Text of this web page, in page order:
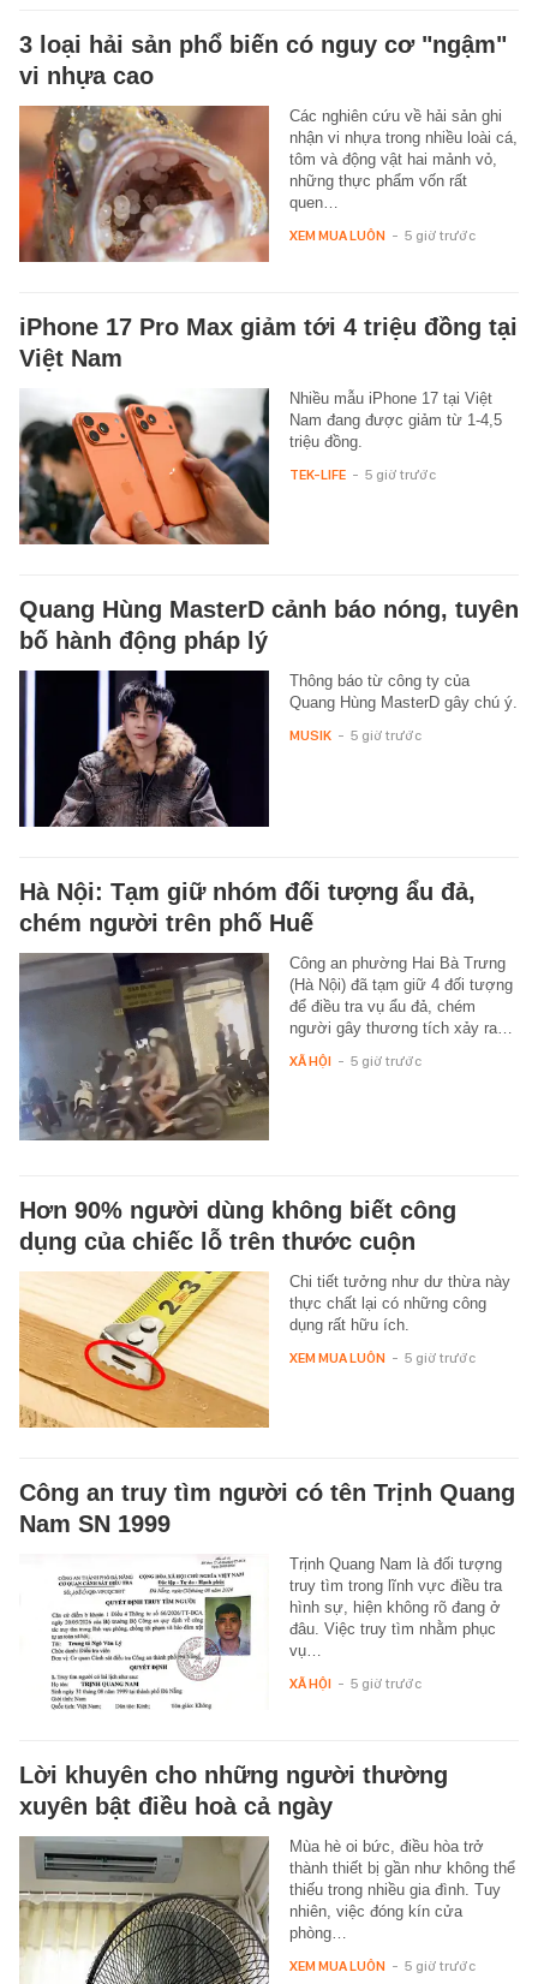
3 loại hải sản phổ biến có nguy cơ "ngậm"
vi nhựa cao
Các nghiên cứu về hải sản ghi
nhận vi nhựa trong nhiều loài cá,
tôm và động vật hai mảnh vỏ,
những thực phẩm vốn rất
quen…
XEM MUA LUÔN - 5 giờ trước
iPhone 17 Pro Max giảm tới 4 triệu đồng tại
Việt Nam
Nhiều mẫu iPhone 17 tại Việt
Nam đang được giảm từ 1-4,5
triệu đồng.
TEK-LIFE - 5 giờ trước
Quang Hùng MasterD cảnh báo nóng, tuyên
bố hành động pháp lý
Thông báo từ công ty của
Quang Hùng MasterD gây chú ý.
MUSIK - 5 giờ trước
Hà Nội: Tạm giữ nhóm đối tượng ẩu đả,
chém người trên phố Huế
Công an phường Hai Bà Trưng
(Hà Nội) đã tạm giữ 4 đối tượng
để điều tra vụ ẩu đả, chém
người gây thương tích xảy ra…
XÃ HỘI - 5 giờ trước
Hơn 90% người dùng không biết công
dụng của chiếc lỗ trên thước cuộn
Chi tiết tưởng như dư thừa này
thực chất lại có những công
dụng rất hữu ích.
XEM MUA LUÔN - 5 giờ trước
Công an truy tìm người có tên Trịnh Quang
Nam SN 1999
Trịnh Quang Nam là đối tượng
truy tìm trong lĩnh vực điều tra
hình sự, hiện không rõ đang ở
đâu. Việc truy tìm nhằm phục
vụ…
XÃ HỘI - 5 giờ trước
Lời khuyên cho những người thường
xuyên bật điều hoà cả ngày
Mùa hè oi bức, điều hòa trở
thành thiết bị gần như không thể
thiếu trong nhiều gia đình. Tuy
nhiên, việc đóng kín cửa
phòng…
XEM MUA LUÔN - 5 giờ trước